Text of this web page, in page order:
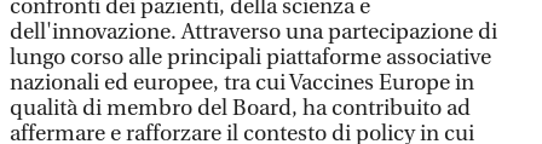
confronti dei pazienti, della scienza e
dell'innovazione. Attraverso una partecipazione di
lungo corso alle principali piattaforme associative
nazionali ed europee, tra cui Vaccines Europe in
qualità di membro del Board, ha contribuito ad
affermare e rafforzare il contesto di policy in cui